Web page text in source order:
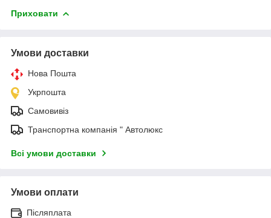
Приховати
Умови доставки
Нова Пошта
Укрпошта
Самовивіз
Транспортна компанія " Автолюкс
Всі умови доставки
Умови оплати
Післяплата